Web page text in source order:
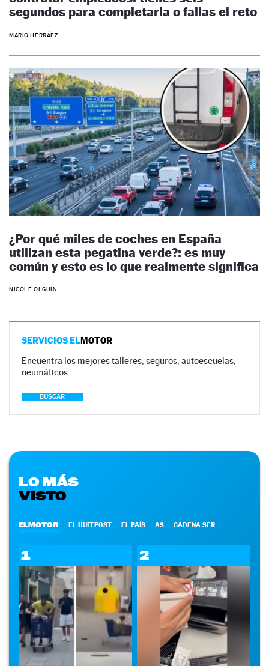
segundos para completarla o fallas el reto
MARIO HERRÁEZ
¿Por qué miles de coches en España
utilizan esta pegatina verde?: es muy
común y esto es lo que realmente significa
NICOLE OLGUÍN
SERVICIOS ELMOTOR
Encuentra los mejores talleres, seguros, autoescuelas,
neumáticos…
BUSCAR
LO MÁS
VISTO
ELMOTOR EL HUFFPOST EL PAÍS AS CADENA SER
1 2